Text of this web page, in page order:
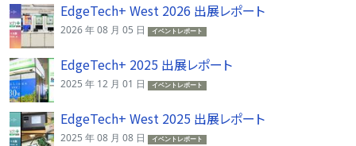
EdgeTech+ West 2026 出展レポート
2026 年 08 月 05 日 イベントレポート
EdgeTech+ 2025 出展レポート
2025 年 12 月 01 日 イベントレポート
EdgeTech+ West 2025 出展レポート
2025 年 08 月 08 日 イベントレポート